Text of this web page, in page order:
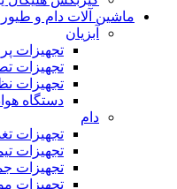
ماشین آلات دام و طیور
آبزیان
تجهیزات
تجهیزات
تجهیزات
دستگاه
دام
تجهیزات
تجهیزات
تجهیزات
تجهیزات